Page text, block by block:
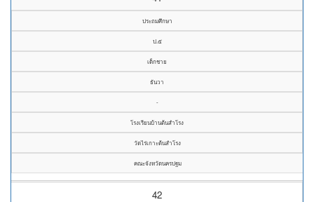
ประถมศึกษา
ป.๕
เด็กชาย
ธันวา
-
โรงเรียนบ้านต้นสำโรง
วัดไร่เกาะต้นสำโรง
คณะจังหวัดนครปฐม
42